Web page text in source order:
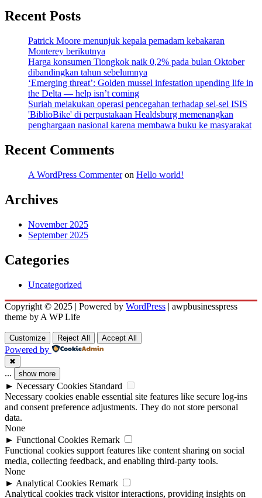
Recent Posts
Patrick Moore menunjuk kepala pemadam kebakaran
Monterey berikutnya
Harga konsumen Tiongkok naik 0,2% pada bulan Oktober
dibandingkan tahun sebelumnya
‘Emerging threat’: Golden mussel infestation upending life in
the Delta — help isn’t coming
Suriah melakukan operasi pencegahan terhadap sel-sel ISIS
'BiblioBike' di perpustakaan Healdsburg memenangkan
penghargaan nasional karena membawa buku ke masyarakat
Recent Comments
A WordPress Commenteron Hello world!
Archives
November 2025
September 2025
Categories
Uncategorized
Copyright © 2025 | Powered by WordPress | awpbusinesspress
theme by A WP Life
Customize Reject All Accept All
Powered by
✖
... show more
► Necessary Cookies Standard
Necessary cookies enable essential site features like secure log-ins
and consent preference adjustments. They do not store personal
data.
None
► Functional Cookies Remark
Functional cookies support features like content sharing on social
media, collecting feedback, and enabling third-party tools.
None
► Analytical Cookies Remark
Analytical cookies track visitor interactions, providing insights on